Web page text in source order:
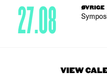
ØVRIGE
27.08
VIEW